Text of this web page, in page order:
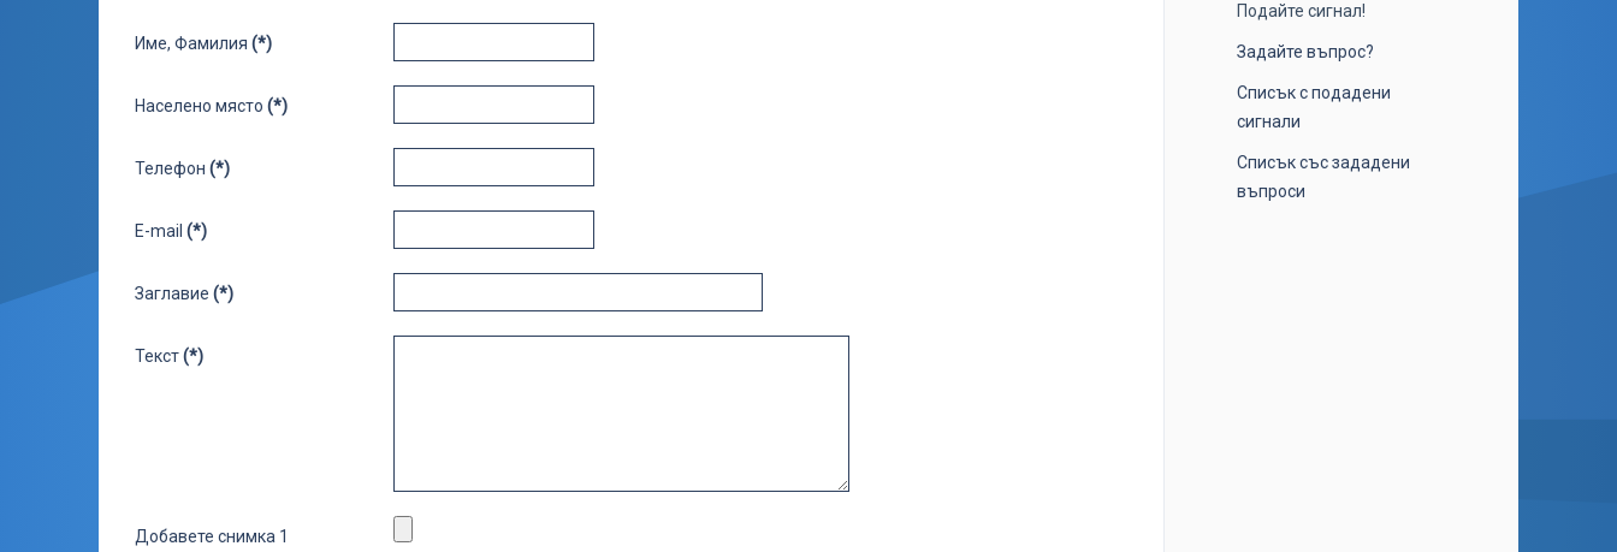
Име, Фамилия (*)
Населено място (*)
Телефон (*)
E-mail (*)
Заглавие (*)
Текст(*)
Добавете снимка 1
Подайте сигнал!
Задайте въпрос?
Списък с подадени
сигнали
Списък със зададени
въпроси